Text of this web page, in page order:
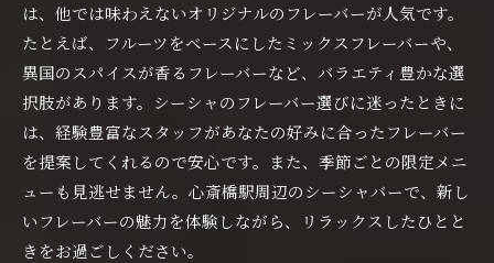
は、他では味わえないオリジナルのフレーバーが人気です。
たとえば、フルーツをベースにしたミックスフレーバーや、
異国のスパイスが香るフレーバーなど、バラエティ豊かな選
択肢があります。シーシャのフレーバー選びに迷ったときに
は、経験豊富なスタッフがあなたの好みに合ったフレーバー
を提案してくれるので安心です。また、季節ごとの限定メニ
ューも見逃せません。心斎橋駅周辺のシーシャバーで、新し
いフレーバーの魅力を体験しながら、リラックスしたひとと
きをお過ごしください。